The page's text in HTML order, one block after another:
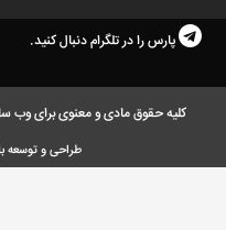
پارس را در تلگرام دنبال کنید.
کلیه حقوق مادی و معنوی برای
طراحی و توسعه